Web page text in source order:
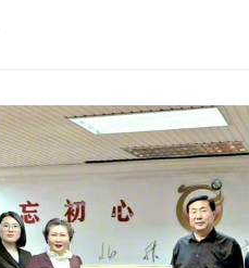
主な行事
年間の活動について
友人葬
彼岸